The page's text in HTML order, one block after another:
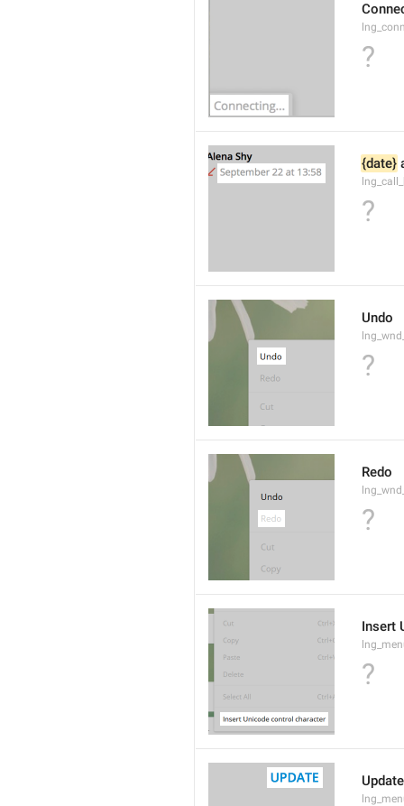
?
{date}
?
Undo
?
Redo
?
Insert
?
Update